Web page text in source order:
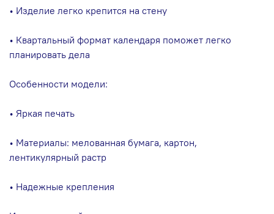
• Изделие легко крепится на стену
• Квартальный формат календаря поможет легко
планировать дела
Особенности модели:
• Яркая печать
• Материалы: мелованная бумага, картон,
лентикулярный растр
• Надежные крепления